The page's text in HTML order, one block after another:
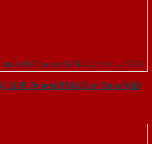
MDF Veneer P1R4 Căm Xe-a-SGD